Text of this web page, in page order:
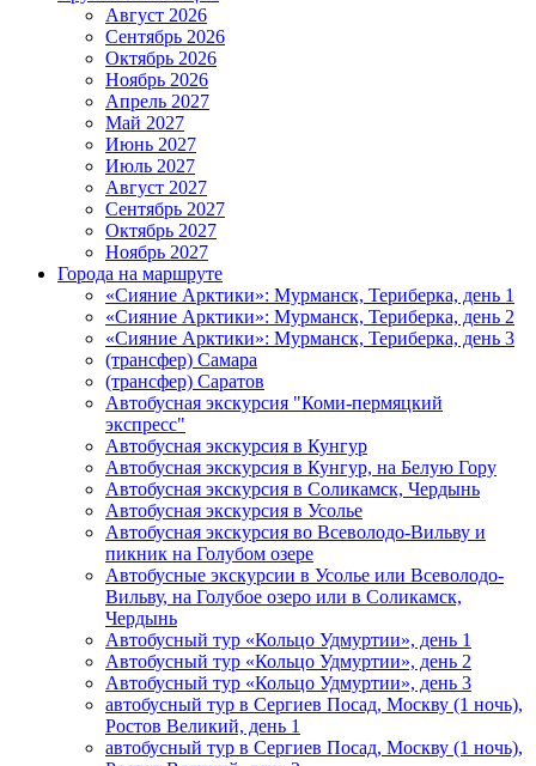
Август 2026
Сентябрь 2026
Октябрь 2026
Ноябрь 2026
Апрель 2027
Май 2027
Июнь 2027
Июль 2027
Август 2027
Сентябрь 2027
Октябрь 2027
Ноябрь 2027
Города на маршруте
«Сияние Арктики»: Мурманск, Териберка, день 1
«Сияние Арктики»: Мурманск, Териберка, день 2
«Сияние Арктики»: Мурманск, Териберка, день 3
(трансфер) Самара
(трансфер) Саратов
Автобусная экскурсия "Коми-пермяцкий
экспресс"
Автобусная экскурсия в Кунгур
Автобусная экскурсия в Кунгур, на Белую Гору
Автобусная экскурсия в Соликамск, Чердынь
Автобусная экскурсия в Усолье
Автобусная экскурсия во Всеволодо-Вильву и
пикник на Голубом озере
Автобусные экскурсии в Усолье или Всеволодо-
Вильву, на Голубое озеро или в Соликамск,
Чердынь
Автобусный тур «Кольцо Удмуртии», день 1
Автобусный тур «Кольцо Удмуртии», день 2
Автобусный тур «Кольцо Удмуртии», день 3
автобусный тур в Сергиев Посад, Москву (1 ночь),
Ростов Великий, день 1
автобусный тур в Сергиев Посад, Москву (1 ночь),